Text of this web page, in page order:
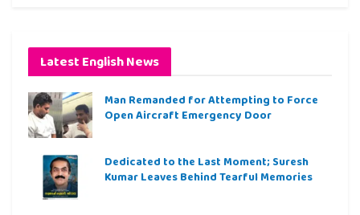
Latest English News
Man Remanded for Attempting to Force
Open Aircraft Emergency Door
Dedicated to the Last Moment; Suresh
Kumar Leaves Behind Tearful Memories